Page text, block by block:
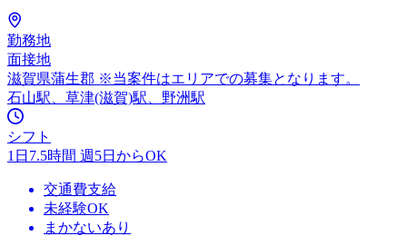
勤務地
面接地
滋賀県蒲生郡 ※当案件はエリアでの募集となります。
石山駅、草津(滋賀)駅、野洲駅
シフト
1日7.5時間 週5日からOK
交通費支給
未経験OK
まかないあり